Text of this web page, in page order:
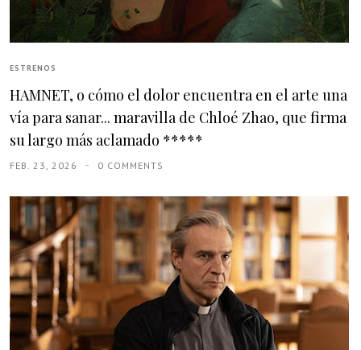
ESTRENOS
HAMNET, o cómo el dolor encuentra en el arte una
vía para sanar... maravilla de Chloé Zhao, que firma
su largo más aclamado *****
FEB. 23, 2026 0 COMMENTS